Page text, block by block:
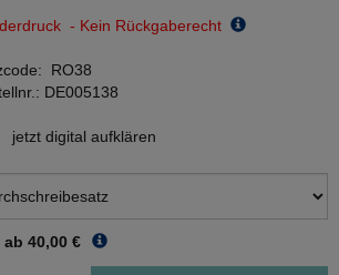
- Kein Rückgaberecht
RO38
DE005138
jetzt digital aufklären
ab 40,00 €